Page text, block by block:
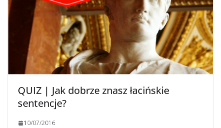
QUIZ | Jak dobrze znasz łacińskie
sentencje?
10/07/2016